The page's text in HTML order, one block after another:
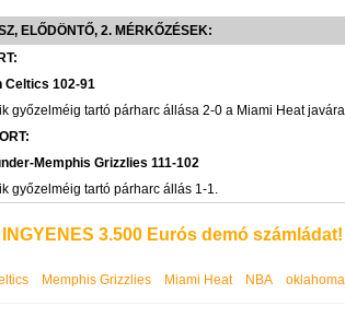
ELŐDÖNTŐ, 2. MÉRKŐZÉSEK:
Celtics 102-91
győzelméig tartó párharc állása 2-0 a Miami Heat
Memphis Grizzlies 111-102
győzelméig tartó párharc állás 1-1.
INGYENES 3.500 Eurós demó számládat!
Memphis Grizzlies Miami Heat NBA